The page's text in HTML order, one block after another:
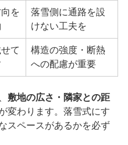
を
落雪側に通路を設
けない工夫を
て
構造の強度・断熱
への配慮が重要
敷地の広さ・隣家との距
変わります。落雪式にす
スペースがあるかを必ず